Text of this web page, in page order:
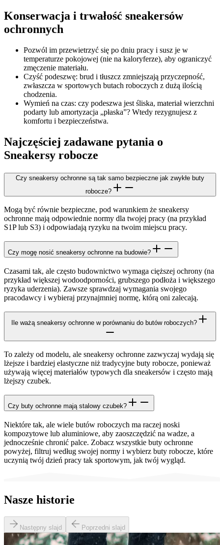
Konserwacja i trwałość sneakersów
ochronnych
Pozwól im przewietrzyć się po dniu pracy i susz je w
temperaturze pokojowej (nie na kaloryferze), aby ograniczyć
zmęczenie materiału.
Czyść podeszwę: brud i tłuszcz zmniejszają przyczepność,
zwłaszcza w sportowych butach roboczych z dużą ilością
chodzenia.
Wymień na czas: czy podeszwa jest śliska, materiał wierzchni
podarty lub amortyzacja „płaska”? Wtedy rezygnujesz z
komfortu i bezpieczeństwa.
Najczęściej zadawane pytania o
Sneakersy robocze
Czy sneakersy ochronne są tak samo bezpieczne jak zwykłe buty
robocze?
Mogą być równie bezpieczne, pod warunkiem że sneakersy
ochronne mają odpowiednie normy dla twojej pracy (na przykład
S1P lub S3) i odpowiadają ryzyku na twoim miejscu pracy.
Czy mogę nosić sneakersy ochronne na budowie?
Czasami tak, ale często budownictwo wymaga cięższej ochrony (na
przykład większej wodoodporności, grubszego podłoża i większego
ryzyka uderzenia). Zawsze sprawdzaj wymagania swojego
pracodawcy i wybieraj przynajmniej normę, którą oni zalecają.
Ile ważą sneakersy ochronne w porównaniu do butów roboczych?
To zależy od modelu, ale sneakersy ochronne zazwyczaj wydają się
lżejsze i bardziej elastyczne niż tradycyjne buty robocze, ponieważ
używają więcej materiałów typowych dla sneakersów i często mają
lżejszy czubek.
Czy buty ochronne mają stalowy czubek?
Niektóre tak, ale wiele butów roboczych ma raczej noski
kompozytowe lub aluminiowe, aby zaoszczędzić na wadze, a
jednocześnie chronić palce. Zobacz wszystkie buty ochronne
powyżej, filtruj według swojej normy i wybierz buty robocze, które
uczynią twój dzień pracy tak sportowym, jak twój wygląd.
Nasze historie
Następny slajd Poprzedni slajd